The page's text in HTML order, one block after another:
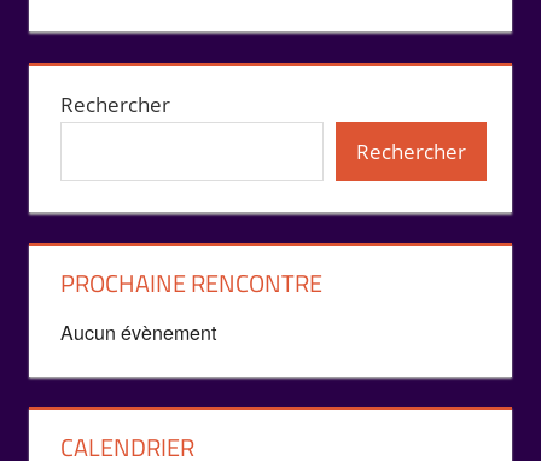
Rechercher
Rechercher
PROCHAINE RENCONTRE
Aucun évènement
CALENDRIER